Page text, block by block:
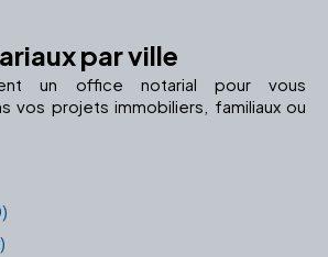
par ville
un office notarial pour vous
vos projets immobiliers, familiaux ou